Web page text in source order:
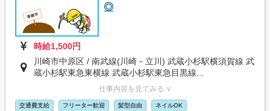
◎
時給1,500円
川崎市中原区 / 南武線(川崎－立川) 武蔵小杉駅横須賀線 武
蔵小杉駅東急東横線 武蔵小杉駅東急目黒線...
仕事内容を見てみる ∨
交通費支給 フリーター歓迎 髪型自由 ネイルOK